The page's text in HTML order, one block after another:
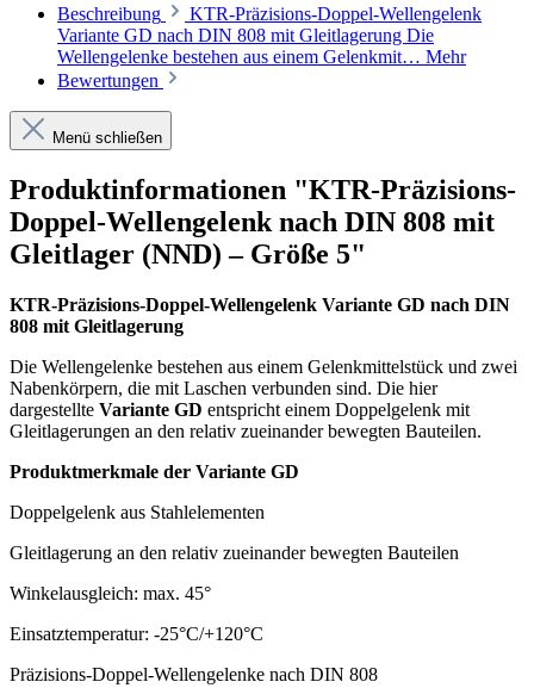
Beschreibung
KTR-Präzisions-Doppel-Wellengelenk
Variante GD nach DIN 808 mit Gleitlagerung Die
Wellengelenke bestehen aus einem Gelenkmit… Mehr
Bewertungen
Menü schließen
Produktinformationen "KTR-Präzisions-
Doppel-Wellengelenk nach DIN 808 mit
Gleitlager (NND) – Größe 5"
KTR-Präzisions-Doppel-Wellengelenk Variante GD nach DIN
808 mit Gleitlagerung
Die Wellengelenke bestehen aus einem Gelenkmittelstück und zwei
Nabenkörpern, die mit Laschen verbunden sind. Die hier
dargestellte Variante GD entspricht einem Doppelgelenk mit
Gleitlagerungen an den relativ zueinander bewegten Bauteilen.
Produktmerkmale der Variante GD
Doppelgelenk aus Stahlelementen
Gleitlagerung an den relativ zueinander bewegten Bauteilen
Winkelausgleich: max. 45°
Einsatztemperatur: -25°C/+120°C
Präzisions-Doppel-Wellengelenke nach DIN 808